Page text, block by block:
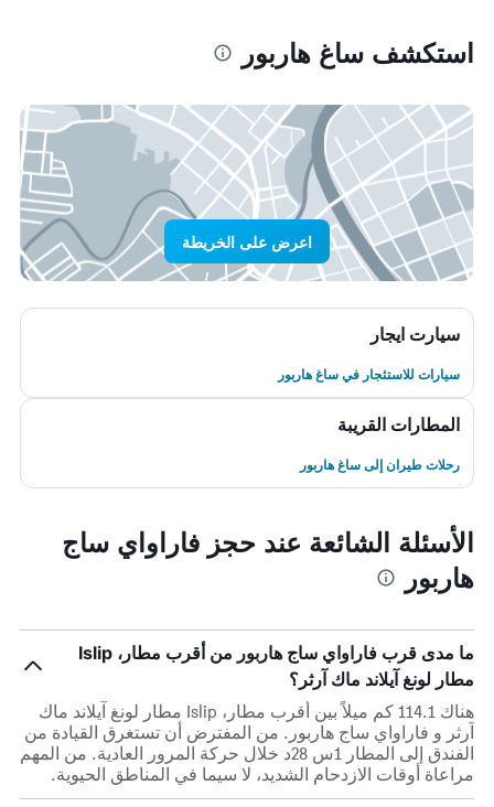
استكشف ساغ هاربور
اعرض على الخريطة
سيارت ايجار
سيارات للاستئجار في ساغ هاربور
المطارات القريبة
رحلات طيران إلى ساغ هاربور
الأسئلة الشائعة عند حجز فاراواي ساج
هاربور
ما مدى قرب فاراواي ساج هاربور من أقرب مطار، Islip
مطار لونغ آيلاند ماك آرثر؟
هناك 114.1 كم ميلاً بين أقرب مطار، Islip مطار لونغ آيلاند ماك
آرثر و فاراواي ساج هاربور. من المفترض أن تستغرق القيادة من
الفندق إلى المطار 1س 28د خلال حركة المرور العادية. من المهم
مراعاة أوقات الازدحام الشديد، لا سيما في المناطق الحيوية.